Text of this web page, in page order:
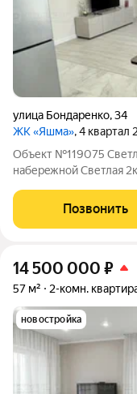
улица Бондаренко,34
ЖК «Яшма», 4 квартал
Объект №119075
набеpeжнoй Светлая
лучшей локации
2024 года, заезжай и
Позвонить
14 500 000 ₽
57 м² 2-комн.
новостройка